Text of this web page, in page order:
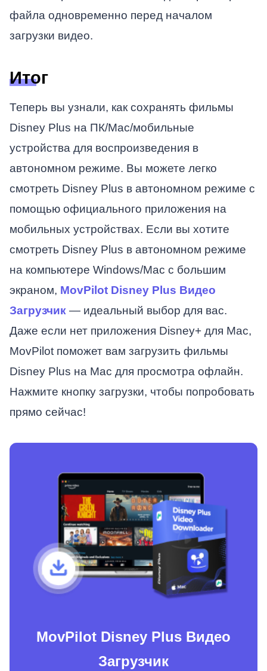
файла одновременно перед началом
загрузки видео.
Итог
Теперь вы узнали, как сохранять фильмы
Disney Plus на ПК/Mac/мобильные
устройства для воспроизведения в
автономном режиме. Вы можете легко
смотреть Disney Plus в автономном режиме с
помощью официального приложения на
мобильных устройствах. Если вы хотите
смотреть Disney Plus в автономном режиме
на компьютере Windows/Mac с большим
экраном, MovPilot Disney Plus Видео
Загрузчик— идеальный выбор для вас.
Даже если нет приложения Disney+ для Mac,
MovPilot поможет вам загрузить фильмы
Disney Plus на Mac для просмотра офлайн.
Нажмите кнопку загрузки, чтобы попробовать
прямо сейчас!
MovPilot Disney Plus Видео
Загрузчик